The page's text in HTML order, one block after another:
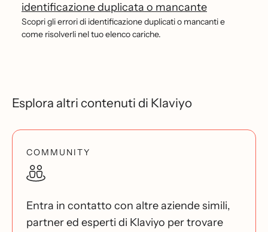
identificazione duplicata o mancante
Scopri gli errori di identificazione duplicati o mancanti e
come risolverli nel tuo elenco cariche.
Esplora altri contenuti di Klaviyo
COMMUNITY
Entra in contatto con altre aziende simili,
partner ed esperti di Klaviyo per trovare